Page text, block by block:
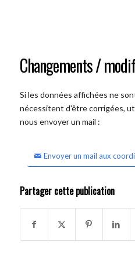
Changements /
Si les données affichées ne
nécessitent d'être corrigées,
nous envoyer un mail :
Envoyer un mail aux
Partager cette publication